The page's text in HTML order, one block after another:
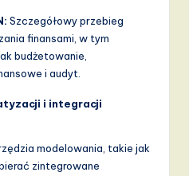
Szczegółowy przebieg
finansami, w tym
budżetowanie,
i audyt.
i integracji
modelowania, takie jak
zintegrowane